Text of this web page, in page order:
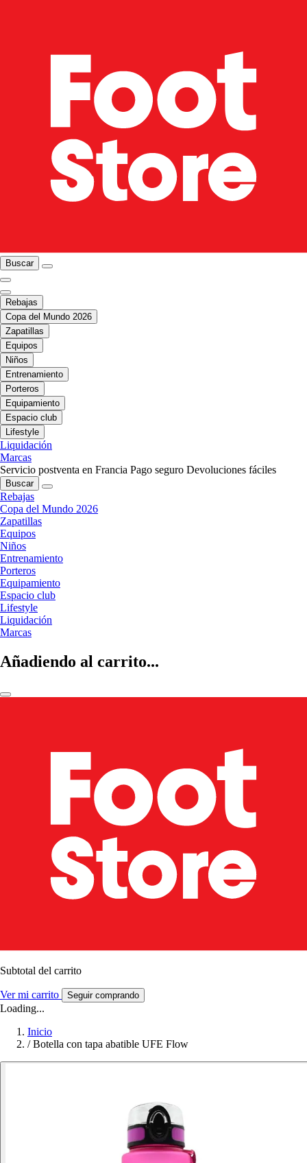
Buscar
Rebajas
Copa del Mundo 2026
Zapatillas
Equipos
Niños
Entrenamiento
Porteros
Equipamiento
Espacio club
Lifestyle
Liquidación
Marcas
Servicio postventa en Francia Pago seguro Devoluciones fáciles
Buscar
Rebajas
Copa del Mundo 2026
Zapatillas
Equipos
Niños
Entrenamiento
Porteros
Equipamiento
Espacio club
Lifestyle
Liquidación
Marcas
Añadiendo al carrito...
Subtotal del carrito
Ver mi carrito Seguir comprando
Loading...
Inicio
/ Botella con tapa abatible UFE Flow